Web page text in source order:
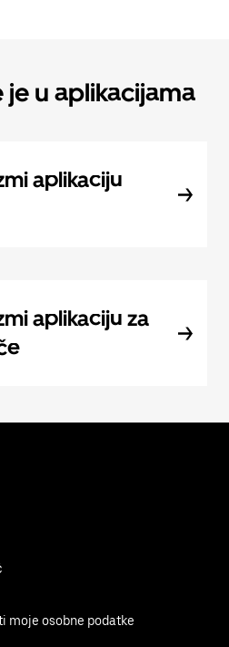
u aplikacijama
aplikaciju
aplikaciju za
moje osobne podatke